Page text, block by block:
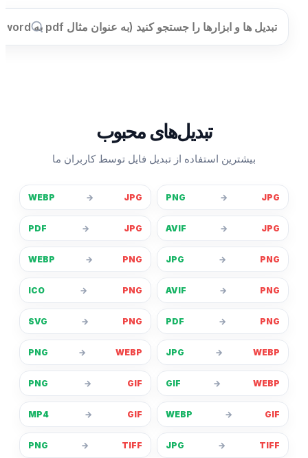
تبدیل‌های محبوب
بیشترین استفاده از تبدیل فایل توسط کاربران ما
JPG
→
PNG
JPG
→
WEBP
JPG
→
AVIF
JPG
→
PDF
PNG
→
JPG
PNG
→
WEBP
PNG
→
AVIF
PNG
→
ICO
PNG
→
PDF
PNG
→
SVG
WEBP
→
JPG
WEBP
→
PNG
WEBP
→
GIF
GIF
→
PNG
GIF
→
WEBP
GIF
→
MP4
TIFF
→
JPG
TIFF
→
PNG